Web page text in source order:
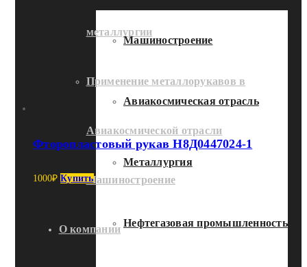
металлургии
Применение металлорукавов в
Авиакосмической отрасли
Машиностроение
О компании
Машиностроение
Авиакосмическая отрасль
Металлургия
Нефтегазовая промышленность
Фторопластовый рукав Н8Д0447024-1
1000₽ Купить